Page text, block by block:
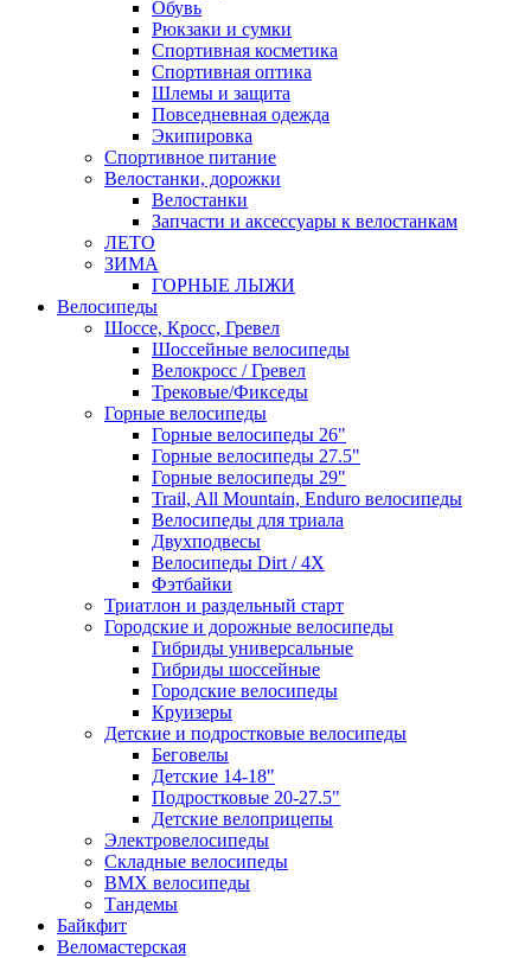
Обувь
Рюкзаки и сумки
Спортивная косметика
Спортивная оптика
Шлемы и защита
Повседневная одежда
Экипировка
Спортивное питание
Велостанки, дорожки
Велостанки
Запчасти и аксессуары к велостанкам
ЛЕТО
ЗИМА
ГОРНЫЕ ЛЫЖИ
Велосипеды
Шоссе, Кросс, Гревел
Шоссейные велосипеды
Велокросс / Гревел
Трековые/Фикседы
Горные велосипеды
Горные велосипеды 26"
Горные велосипеды 27.5"
Горные велосипеды 29"
Trail, All Mountain, Enduro велосипеды
Велосипеды для триала
Двухподвесы
Велосипеды Dirt / 4X
Фэтбайки
Триатлон и раздельный старт
Городские и дорожные велосипеды
Гибриды универсальные
Гибриды шоссейные
Городские велосипеды
Круизеры
Детские и подростковые велосипеды
Беговелы
Детские 14-18"
Подростковые 20-27.5"
Детские велоприцепы
Электровелосипеды
Складные велосипеды
BMX велосипеды
Тандемы
Байкфит
Веломастерская